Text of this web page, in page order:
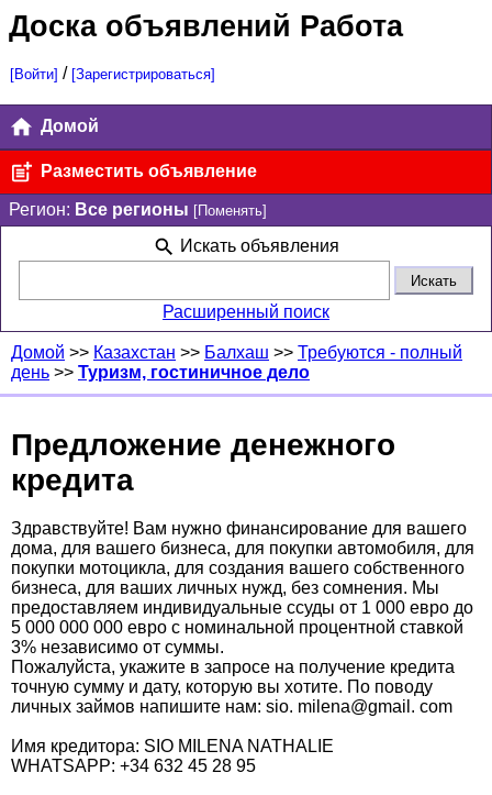
Доска объявлений Работа
[Войти] / [Зарегистрироваться]
Домой
Разместить объявление
Регион: Все регионы [Поменять]
Искать объявления
Расширенный поиск
Домой >> Казахстан >> Балхаш >> Требуются - полный
день >> Туризм, гостиничное дело
Предложение денежного
кредита
Здравствуйте! Вам нужно финансирование для вашего
дома, для вашего бизнеса, для покупки автомобиля, для
покупки мотоцикла, для создания вашего собственного
бизнеса, для ваших личных нужд, без сомнения. Мы
предоставляем индивидуальные ссуды от 1 000 евро до
5 000 000 000 евро с номинальной процентной ставкой
3% независимо от суммы.
Пожалуйста, укажите в запросе на получение кредита
точную сумму и дату, которую вы хотите. По поводу
личных займов напишите нам: sio. milena@gmail. com
Имя кредитора: SIO MILENA NATHALIE
WHATSAPP: +34 632 45 28 95